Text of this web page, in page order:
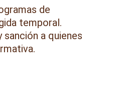
de
temporal.
a quienes